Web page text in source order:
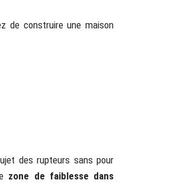
de construire une maison
des rupteurs sans pour
zone de faiblesse dans